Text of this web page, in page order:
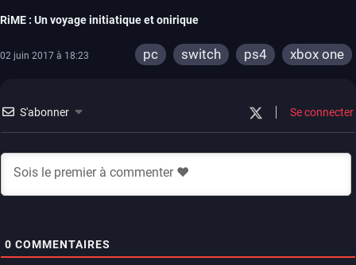
RiME : Un voyage initiatique et onirique
02 juin 2017 à 18:23 pc switch ps4 xbox one
S'abonner Se connecter
0 COMMENTAIRES